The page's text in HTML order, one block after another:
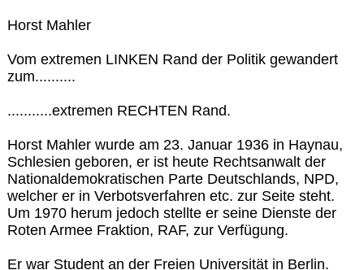
Horst Mahler
Vom extremen LINKEN Rand der Politik gewandert
zum..........
...........extremen RECHTEN Rand.
Horst Mahler wurde am 23. Januar 1936 in Haynau,
Schlesien geboren, er ist heute Rechtsanwalt der
Nationaldemokratischen Parte Deutschlands, NPD,
welcher er in Verbotsverfahren etc. zur Seite steht.
Um 1970 herum jedoch stellte er seine Dienste der
Roten Armee Fraktion, RAF, zur Verfügung.
Er war Student an der Freien Universität in Berlin.